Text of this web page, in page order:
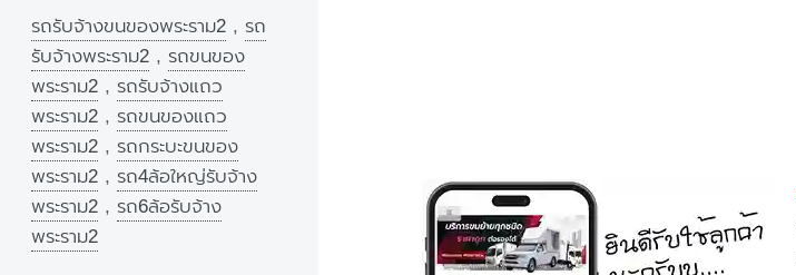
รถรับจ้างขนของพระราม2 , รถ
รับจ้างพระราม2 , รถขนของ
พระราม2 , รถรับจ้างแถว
พระราม2 , รถขนของแถว
พระราม2 , รถกระบะขนของ
พระราม2 , รถ4ล้อใหญ่รับจ้าง
พระราม2 , รถ6ล้อรับจ้าง
พระราม2